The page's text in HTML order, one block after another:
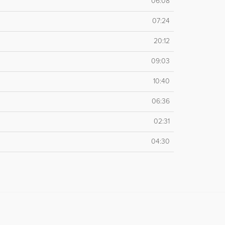
07:24
20:12
09:03
10:40
06:36
02:31
04:30